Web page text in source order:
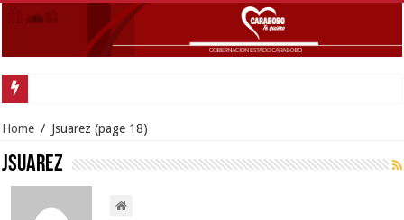
Home / Jsuarez (page 18)
Jsuarez